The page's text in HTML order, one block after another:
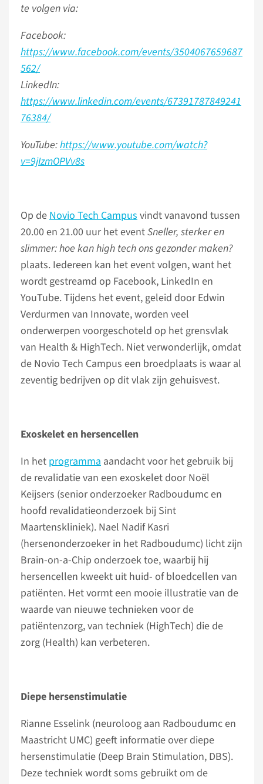
te volgen via:
Facebook:
https://www.facebook.com/events/3504067659687
562/
LinkedIn:
https://www.linkedin.com/events/67391787849241
76384/
YouTube:https://www.youtube.com/watch?
v=9jIzmOPVv8s
Op deNovio Tech Campusvindt vanavond tussen
20.00 en 21.00 uur het eventSneller, sterker en
slimmer: hoe kan high tech ons gezonder maken?
plaats. Iedereen kan het event volgen, want het
wordt gestreamd op Facebook, LinkedIn en
YouTube. Tijdens het event, geleid door Edwin
Verdurmen van Innovate, worden veel
onderwerpen voorgeschoteld op het grensvlak
van Health & HighTech. Niet verwonderlijk, omdat
de Novio Tech Campus een broedplaats is waar al
zeventig bedrijven op dit vlak zijn gehuisvest.
Exoskelet en hersencellen
In het programma aandacht voor het gebruik bij
de revalidatie van een exoskelet door Noël
Keijsers (senior onderzoeker Radboudumc en
hoofd revalidatieonderzoek bij Sint
Maartenskliniek). Nael Nadif Kasri
(hersenonderzoeker in het Radboudumc) licht zijn
Brain-on-a-Chip onderzoek toe, waarbij hij
hersencellen kweekt uit huid- of bloedcellen van
patiënten. Het vormt een mooie illustratie van de
waarde van nieuwe technieken voor de
patiëntenzorg, van techniek (HighTech) die de
zorg (Health) kan verbeteren.
Diepe hersenstimulatie
Rianne Esselink (neuroloog aan Radboudumc en
Maastricht UMC) geeft informatie over diepe
hersenstimulatie (Deep Brain Stimulation, DBS).
Deze techniek wordt soms gebruikt om de